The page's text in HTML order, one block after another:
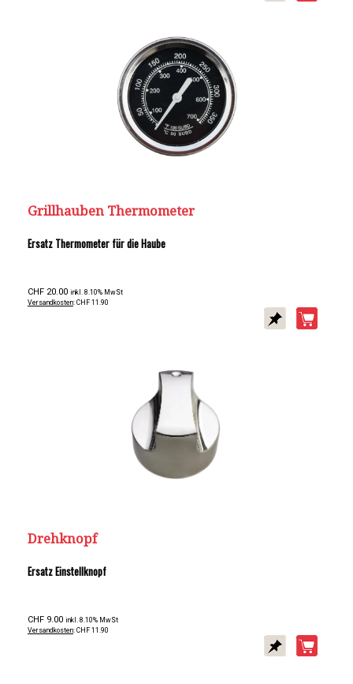
Grillhauben Thermometer
Ersatz Thermometer für die Haube
CHF 20.00 inkl. 8.10% MwSt
Versandkosten: CHF 11.90
Drehknopf
Ersatz Einstellknopf
CHF 9.00 inkl. 8.10% MwSt
Versandkosten: CHF 11.90